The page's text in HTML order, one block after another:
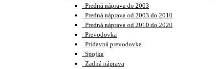
Predná náprava do 2003
Predná náprava od 2003 do 2010
Predná náprava od 2010 do 2020
Prevodovka
Prídavná prevodovka
Spojka
Zadná náprava